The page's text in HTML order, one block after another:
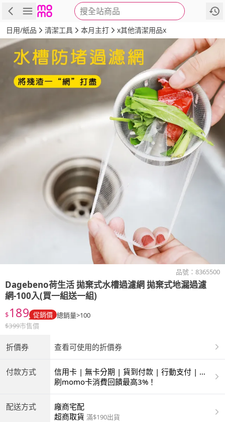
搜全站商品
商品 評價 詳情
日用/紙品 清潔工具 本月主打 x其他清潔用品x
品號： 8365500
Dagebeno荷生活拋棄式水槽過濾網 拋棄式地漏過濾
網-100入(買一組送一組)
$189 促銷價 總銷量>100
$399市售價
折價券 查看可使用的折價券
付款方式
信用卡 | 無卡分期 | 貨到付款 | 行動支付 | 超
商付款 | ATM | 銀聯卡
刷momo卡消費回饋最高3%！
配送方式
廠商宅配
超商取貨 滿$190出貨